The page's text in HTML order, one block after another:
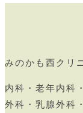
みのかも西クリ
内科・老年内科
外科・乳腺外科